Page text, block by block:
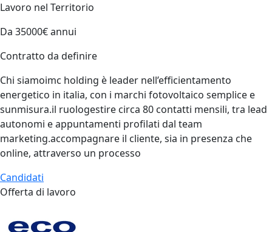
Lavoro nel Territorio
Da 35000€ annui
Contratto da definire
Chi siamoimc holding è leader nell’efficientamento
energetico in italia, con i marchi fotovoltaico semplice e
sunmisura.il ruologestire circa 80 contatti mensili, tra lead
autonomi e appuntamenti profilati dal team
marketing.accompagnare il cliente, sia in presenza che
online, attraverso un processo
Candidati
Offerta di lavoro